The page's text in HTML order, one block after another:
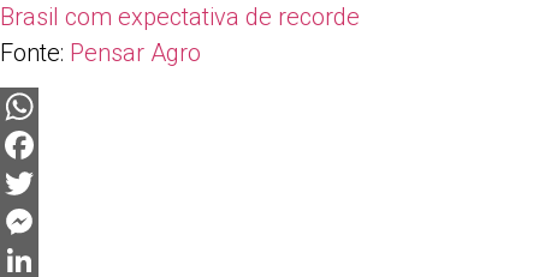
Brasil com expectativa de recorde
Fonte: Pensar Agro
WhatsApp
Facebook
Twitter
Messenger